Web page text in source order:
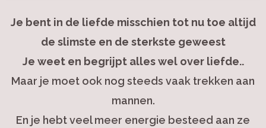
Je bent in de liefde misschien tot nu toe altijd
de slimste en de sterkste geweest
Je weet en begrijpt alles wel over liefde..
Maar je moet ook nog steeds vaak trekken aan
mannen.
En je hebt veel meer energie besteed aan ze